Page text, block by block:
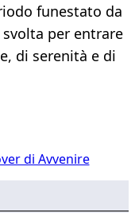
funestato da
per entrare
di serenità e di
di Avvenire